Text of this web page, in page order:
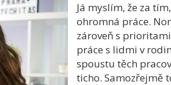
Já myslím, že za
ohromná práce.
zároveň s
práce s lidmi v
spoustu těch
ticho. Samozřejmě